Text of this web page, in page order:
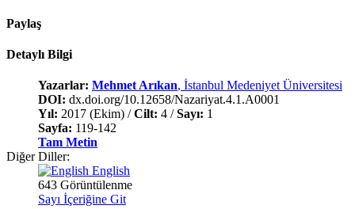
Paylaş
Detaylı Bilgi
Yazarlar: Mehmet Arıkan, İstanbul Medeniyet Üniversitesi
DOI: dx.doi.org/10.12658/Nazariyat.4.1.A0001
Yıl: 2017 (Ekim) /Cilt: 4 /Sayı: 1
Sayfa: 119-142
Tam Metin
Diğer Diller:
English
643 Görüntülenme
Sayı İçeriğine Git